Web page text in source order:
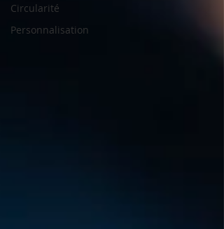
Circularité
Personnalisation